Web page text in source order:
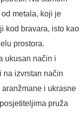
metala, koji je
kod bravara, isto kao
prostora.
ukusan način i
na izvrstan način
i ukrasne
pruža